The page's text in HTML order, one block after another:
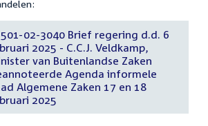
02-3040 Brief regering d.d. 6
2025 - C.C.J. Veldkamp,
van Buitenlandse Zaken
Agenda informele
Algemene Zaken 17 en 18
2025